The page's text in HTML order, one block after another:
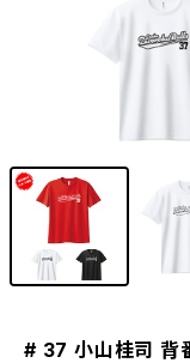
# 37 小山桂司 背